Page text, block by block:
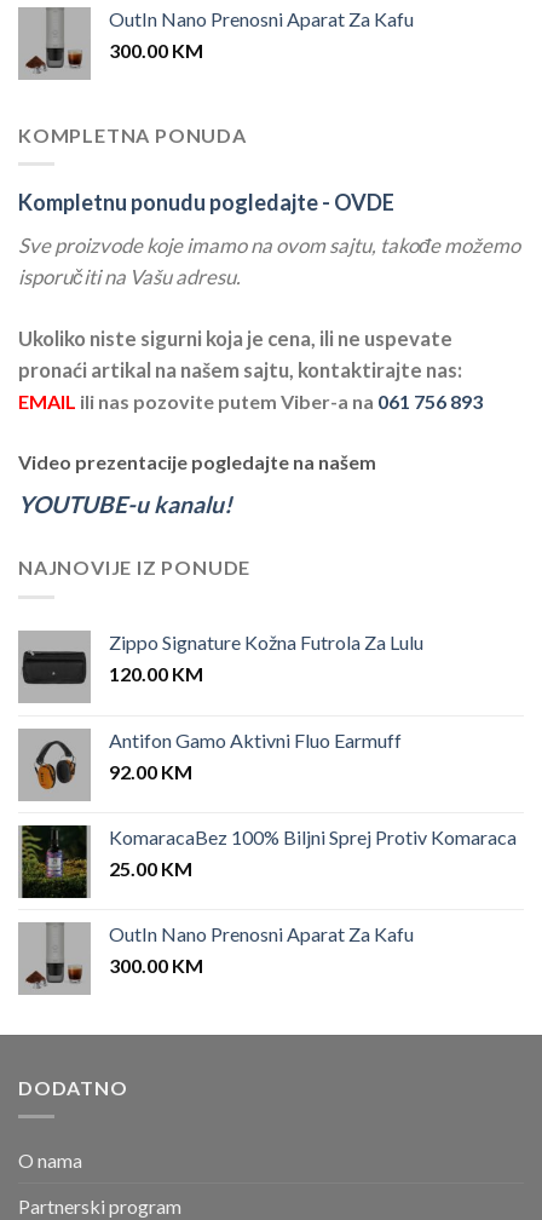
OutIn Nano Prenosni Aparat Za Kafu
300.00 KM
KOMPLETNA PONUDA
Kompletnu ponudu pogledajte - OVDE
Sve proizvode koje imamo na ovom sajtu, takođe možemo
isporučiti na Vašu adresu.
Ukoliko niste sigurni koja je cena, ili ne uspevate
pronaći artikal na našem sajtu, kontaktirajte nas:
EMAIL ili nas pozovite putem Viber-a na 061 756 893
Video prezentacije pogledajte na našem
YOUTUBE-u kanalu!
NAJNOVIJE IZ PONUDE
Zippo Signature Kožna Futrola Za Lulu
120.00 KM
Antifon Gamo Aktivni Fluo Earmuff
92.00 KM
KomaracaBez 100% Biljni Sprej Protiv Komaraca
25.00 KM
OutIn Nano Prenosni Aparat Za Kafu
300.00 KM
DODATNO
O nama
Partnerski program